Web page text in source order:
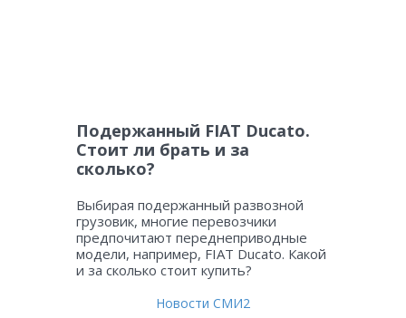
Подержанный FIAT Ducato.
Стоит ли брать и за
сколько?
Выбирая подержанный развозной
грузовик, многие перевозчики
предпочитают переднеприводные
модели, например, FIAT Ducato. Какой
и за сколько стоит купить?
Новости СМИ2